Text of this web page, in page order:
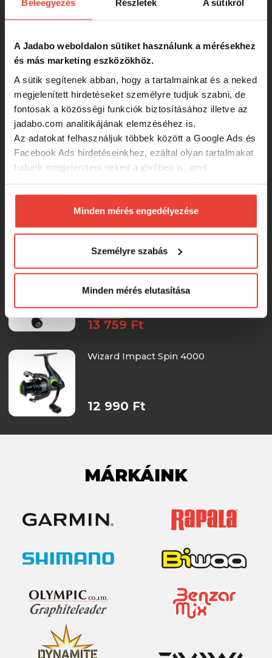
Beleegyezés Részletek A sütikről
A Jadabo weboldalon sütiket használunk a mérésekhez
és más marketing eszközökhöz.
A sütik segítenek abban, hogy a tartalmainkat és a neked
megjelenített hirdetéseket személyre tudjuk szabni, de
fontosak a közösségi funkciók biztosításához illetve az
jadabo.com analitikájának elemzéséhez is.
Az adatokat felhasználjuk többek között a Google Ads és
Facebook Ads hirdetéseinkhez, ezáltal olyan tartalmakat
tudunk megjeleníteni neked a jövőben is, amit
biztosításához arra kérünk, hogy engedd meg
számunkra minden mérés használatát.
Természetesensoha semmilyen formában nem fogunk
megváltoztathatod a döntésed ezzel kapcsolatban.
Előre is köszönjük!
Minden mérés engedélyezése
Személyre szabás
Minden mérés elutasítása
Nytro Solus Freerunner 4000
19 490 Ft
Trabucco Precision XS 4500 orsó
17 200 Ft
LineaEffe Raptor 30 elsőfékes orsó
14 990 Ft
Reiva Stream 3000 5+1cs elsőfékes
pergető orsó
-28%
13 759 Ft
Wizard Impact Spin 4000
12 990 Ft
MÁRKÁINK